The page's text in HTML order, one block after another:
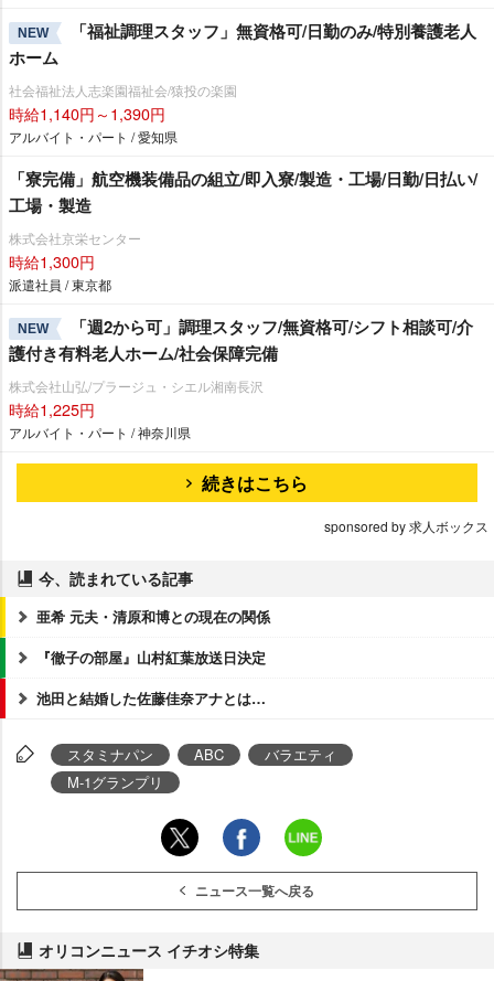
NEW
「福祉調理スタッフ」無資格可/日勤のみ/特別養護老人
ホーム
社会福祉法人志楽園福祉会/猿投の楽園
時給1,140円～1,390円
アルバイト・パート / 愛知県
「寮完備」航空機装備品の組立/即入寮/製造・工場/日勤/日払い/
工場・製造
株式会社京栄センター
時給1,300円
派遣社員 / 東京都
NEW
「週2から可」調理スタッフ/無資格可/シフト相談可/介
護付き有料老人ホーム/社会保障完備
株式会社山弘/プラージュ・シエル湘南長沢
時給1,225円
アルバイト・パート / 神奈川県
続きはこちら
sponsored by 求人ボックス
今、読まれている記事
亜希 元夫・清原和博との現在の関係
『徹子の部屋』山村紅葉放送日決定
池田と結婚した佐藤佳奈アナとは…
スタミナパン ABC
バラエティ
M-1グランプリ
ニュース一覧へ戻る
オリコンニュース イチオシ特集